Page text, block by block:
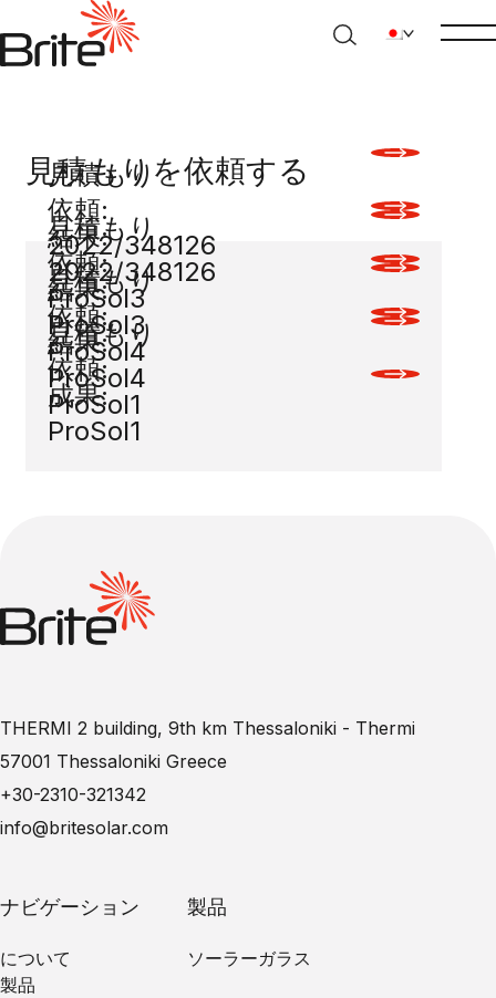
見積もりを依頼する
見積もり
依頼:
2022/348126
結果:
2022/348126
見積もり
依頼:
ProSol3
結果:
ProSol3
見積もり
依頼:
ProSol4
結果:
ProSol4
見積もり
依頼:
ProSol1
成果:
ProSol1
THERMI 2 building, 9th km Thessaloniki - Thermi
57001 Thessaloniki Greece
+30-2310-321342
info@britesolar.com
ナビゲーション
について
製品
製品
ソーラーガラス